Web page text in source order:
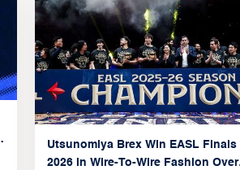
Utsunomiya Brex Win EASL Finals
2026 in Wire-To-Wire Fashion Over